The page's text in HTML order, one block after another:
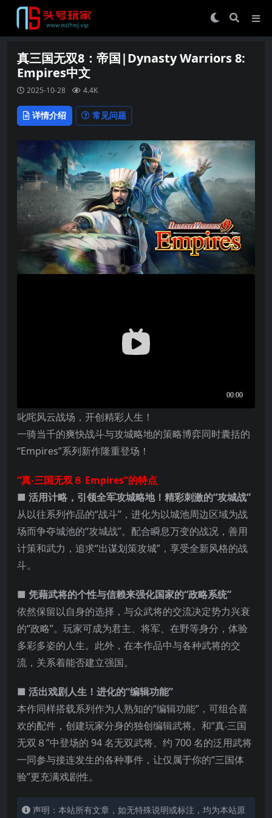
真三国无双8：帝国|Dynasty Warriors 8:
Empires中文
2025-10-28 4.4K
详情介绍 常见问题
叱咤风云战场，开创精彩人生！
一骑当千的爽快战斗与攻城略地的策略博弈同时囊括的
“Empires”系列新作隆重登场！
“真‧三国无双８ Empires”的特点
■ 活用计略，引领全军攻城略地！精彩刺激的“攻城战”
从以往系列作品的“战斗”，进化为以城池周边区域为战
场而争夺城池的“攻城战”。配合瞬息万变的战况，善用
计策和武力，追求“出谋划策攻城”，享受全新风格的战
斗。
■ 凭藉武将的个性与信赖来强化国家的“政略系统”
依然保留以自身的选择，与众武将的交流决定势力兴衰
的“政略”。玩家可成为君主、将军、在野等身分，体验
多彩多姿的人生。此外，在本作品中与各种武将的交
流，关系着能否建立强国。
■ 活出戏剧人生！进化的“编辑功能”
本作同样搭载系列作为人熟知的“编辑功能”，可组合喜
欢的配件，创建玩家分身的独创编辑武将。和“真‧三国
无双８”中登场的 94 名无双武将、约 700 名的泛用武将
一同参与接连发生的各种事件，让仅属于你的“三国体
验”更充满戏剧性。
声明：本站所有文章，如无特殊说明或标注，均为本站原